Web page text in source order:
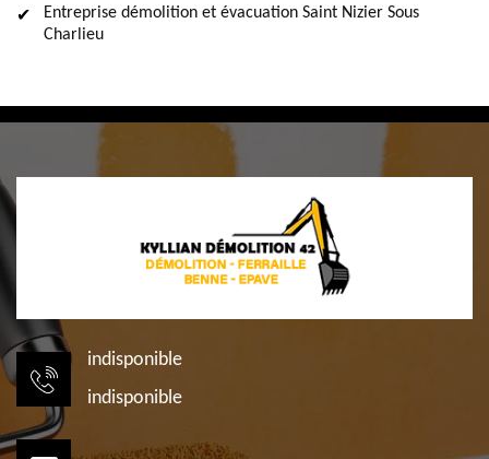
Entreprise démolition et évacuation Saint Nizier Sous
Charlieu
indisponible
indisponible